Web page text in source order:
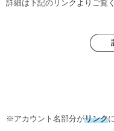
詳細は下記のリンクよりご覧
※アカウント名部分がリンク